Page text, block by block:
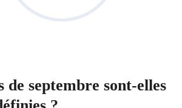
de septembre sont-elles